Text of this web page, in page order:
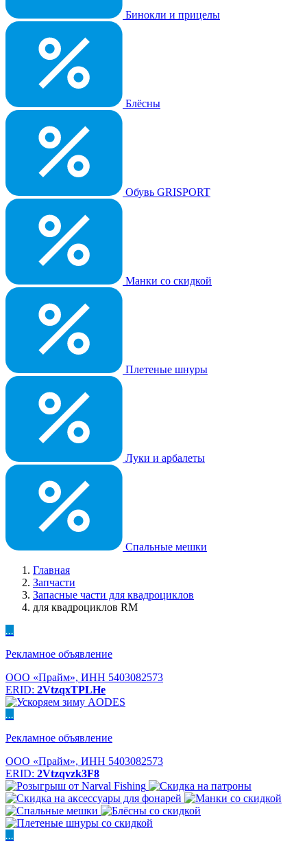
Бинокли и прицелы
Блёсны
Обувь GRISPORT
Манки со скидкой
Плетеные шнуры
Луки и арбалеты
Спальные мешки
Главная
Запчасти
Запасные части для квадроциклов
для квадроциклов RM
...
Рекламное объявление
ООО «Прайм», ИНН 5403082573
ERID: 2VtzqxTPLHe
...
Рекламное объявление
ООО «Прайм», ИНН 5403082573
ERID: 2Vtzqvzk3F8
...